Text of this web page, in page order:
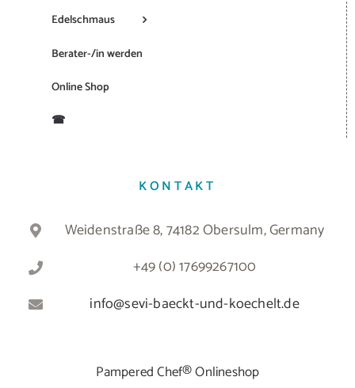
Edelschmaus
Berater-/in werden
Online Shop
☎
KONTAKT
Weidenstraße 8, 74182 Obersulm, Germany
+49 (0) 17699267100
info@sevi-baeckt-und-koechelt.de
Pampered Chef® Onlineshop